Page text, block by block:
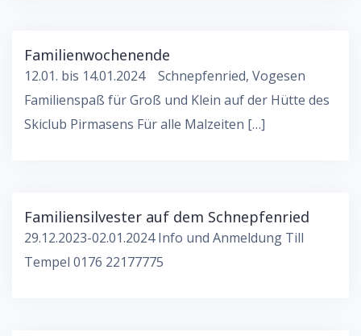
Familienwochenende
12.01. bis 14.01.2024 Schnepfenried, Vogesen
Familienspaß für Groß und Klein auf der Hütte des
Skiclub Pirmasens Für alle Malzeiten […]
Familiensilvester auf dem Schnepfenried
29.12.2023-02.01.2024 Info und Anmeldung Till
Tempel 0176 22177775